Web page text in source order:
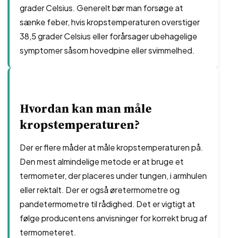
grader Celsius. Generelt bør man forsøge at
sænke feber, hvis kropstemperaturen overstiger
38,5 grader Celsius eller forårsager ubehagelige
symptomer såsom hovedpine eller svimmelhed.
Hvordan kan man måle
kropstemperaturen?
Der er flere måder at måle kropstemperaturen på.
Den mest almindelige metode er at bruge et
termometer, der placeres under tungen, i armhulen
eller rektalt. Der er også øretermometre og
pandetermometre til rådighed. Det er vigtigt at
følge producentens anvisninger for korrekt brug af
termometeret.